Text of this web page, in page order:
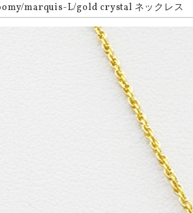
marquis-L/gold crystal ネックレス